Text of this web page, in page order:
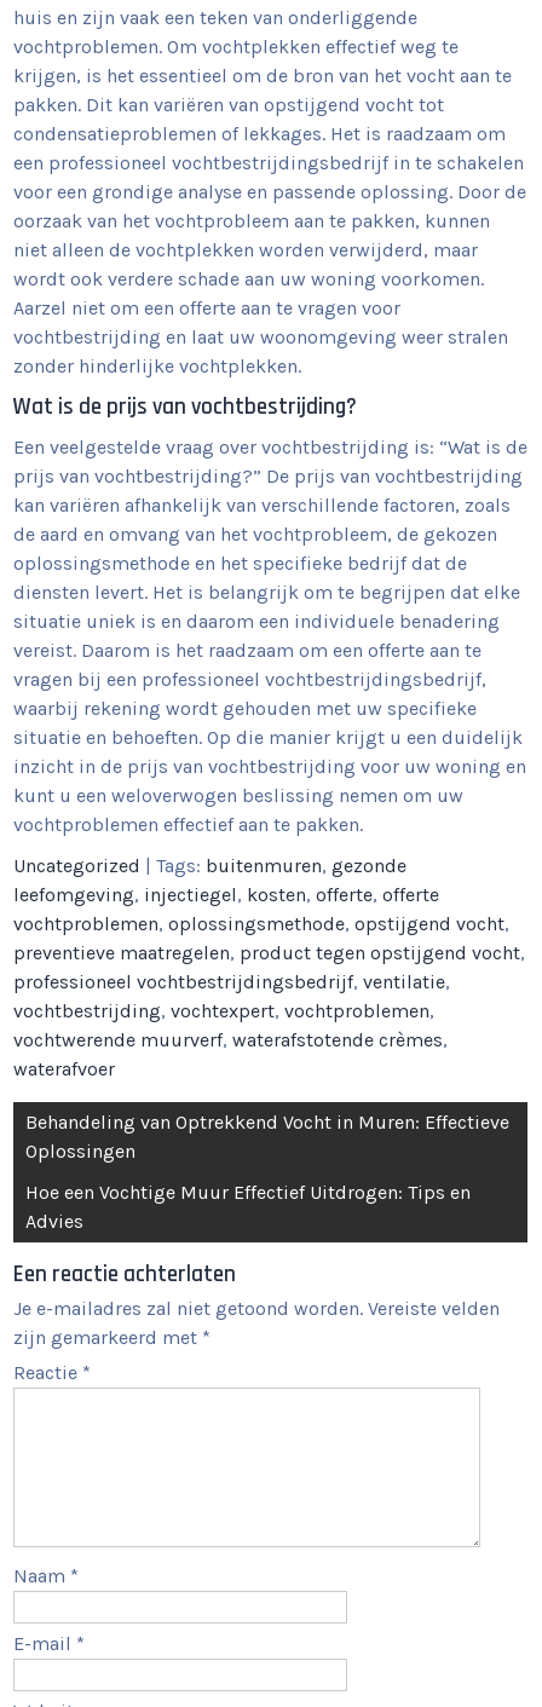
huis en zijn vaak een teken van onderliggende
vochtproblemen. Om vochtplekken effectief weg te
krijgen, is het essentieel om de bron van het vocht aan te
pakken. Dit kan variëren van opstijgend vocht tot
condensatieproblemen of lekkages. Het is raadzaam om
een professioneel vochtbestrijdingsbedrijf in te schakelen
voor een grondige analyse en passende oplossing. Door de
oorzaak van het vochtprobleem aan te pakken, kunnen
niet alleen de vochtplekken worden verwijderd, maar
wordt ook verdere schade aan uw woning voorkomen.
Aarzel niet om een offerte aan te vragen voor
vochtbestrijding en laat uw woonomgeving weer stralen
zonder hinderlijke vochtplekken.
Wat is de prijs van vochtbestrijding?
Een veelgestelde vraag over vochtbestrijding is: “Wat is de
prijs van vochtbestrijding?” De prijs van vochtbestrijding
kan variëren afhankelijk van verschillende factoren, zoals
de aard en omvang van het vochtprobleem, de gekozen
oplossingsmethode en het specifieke bedrijf dat de
diensten levert. Het is belangrijk om te begrijpen dat elke
situatie uniek is en daarom een individuele benadering
vereist. Daarom is het raadzaam om een offerte aan te
vragen bij een professioneel vochtbestrijdingsbedrijf,
waarbij rekening wordt gehouden met uw specifieke
situatie en behoeften. Op die manier krijgt u een duidelijk
inzicht in de prijs van vochtbestrijding voor uw woning en
kunt u een weloverwogen beslissing nemen om uw
vochtproblemen effectief aan te pakken.
Uncategorized | Tags: buitenmuren,gezonde
leefomgeving, injectiegel, kosten,offerte,offerte
vochtproblemen,oplossingsmethode,opstijgend vocht,
preventieve maatregelen, product tegen opstijgend vocht,
professioneel vochtbestrijdingsbedrijf,ventilatie,
vochtbestrijding,vochtexpert,vochtproblemen,
vochtwerende muurverf,waterafstotende crèmes,
waterafvoer
Berichtnavigatie
Behandeling van Optrekkend Vocht in Muren: Effectieve
Oplossingen
Hoe een Vochtige Muur Effectief Uitdrogen: Tips en
Advies
Een reactie achterlaten
Je e-mailadres zal niet getoond worden. Vereiste velden
zijn gemarkeerd met *
Reactie *
Naam *
E-mail *